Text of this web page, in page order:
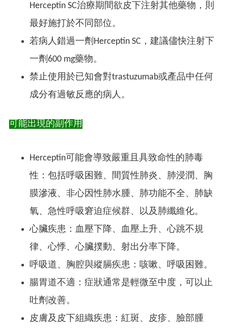
Herceptin SC治療期間欲皮下注射其他藥物，則
最好施打於不同部位。
若病人錯過一劑Herceptin SC，建議儘快注射下
一劑600 mg藥物。
禁止使用於已知會對trastuzumab或產品中任何
成分有過敏反應的病人。
可能出現的副作用
Herceptin可能會導致嚴重且具致命性的肺毒
性：包括呼吸困難、間質性肺炎、肺浸潤、胸
膜滲液、非心因性肺水腫、肺功能不全、肺缺
氧、急性呼吸窘迫症候群、以及肺纖維化。
心臟疾患：血壓下降、血壓上升、心跳不規
律、心悸、心臟撲動、射出分率下降。
呼吸道、胸腔與縱膈疾患：咳嗽、呼吸困難。
腸胃道不適：症狀通常是輕微至中度，可以止
吐劑改善。
皮膚及皮下組織疾患：紅斑、皮疹、臉部腫